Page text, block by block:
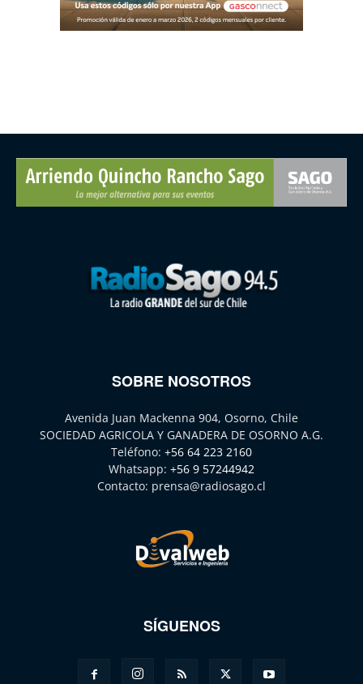
SOBRE NOSOTROS
Avenida Juan Mackenna 904, Osorno, Chile
SOCIEDAD AGRICOLA Y GANADERA DE OSORNO A.G.
Teléfono: +56 64 223 2160
Whatsapp: +56 9 57244942
Contacto: prensa@radiosago.cl
SÍGUENOS